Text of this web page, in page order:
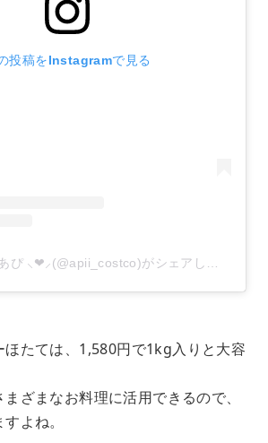
投稿をInstagramで見る
コストコ大好き あぴ ⸜❤︎⸝‍(@apii_costco)がシェアした投稿
たては、1,580円 で1kg入り と大容
ざまなお料理に活用できるので、
よね。